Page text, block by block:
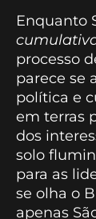
Enquanto
processo
parece se
política e
em terras
dos
solo
para as
se olha o
apenas